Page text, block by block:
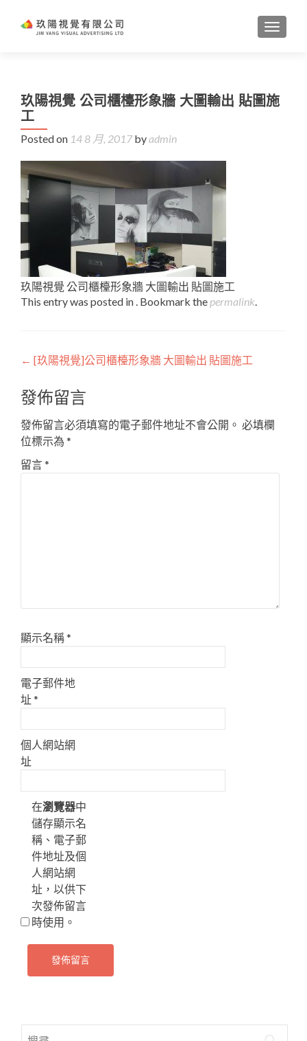
玖陽視覺 公司櫃檯形象牆 大圖輸出 貼圖施
工
Posted on 14 8 月, 2017byadmin
玖陽視覺 公司櫃檯形象牆 大圖輸出 貼圖施工
This entry was posted in . Bookmark the permalink.
Post
navigation
← [玖陽視覺]公司櫃檯形象牆 大圖輸出 貼圖施工
發佈留言
發佈留言必須填寫的電子郵件地址不會公開。 必填欄
位標示為 *
留言*
顯示名稱*
電子郵件地
址*
個人網站網
址
在瀏覽器中
儲存顯示名
稱、電子郵
件地址及個
人網站網
址，以供下
次發佈留言
時使用。